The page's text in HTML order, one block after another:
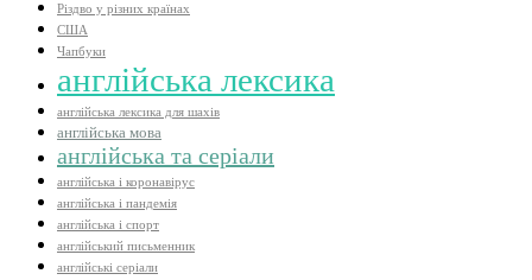
Різдво у різних країнах
США
Чапбуки
англійська лексика
англійська лексика для шахів
англійська мова
англійська та серіали
англійська і коронавірус
англійська і пандемія
англійська і спорт
англійський письменник
англійські серіали